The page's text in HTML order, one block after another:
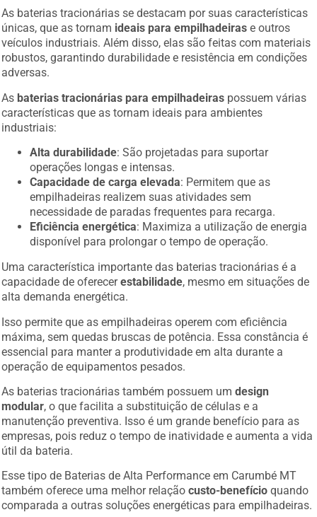
As baterias tracionárias se destacam por suas características
únicas, que as tornam ideais para empilhadeiras e outros
veículos industriais. Além disso, elas são feitas com materiais
robustos, garantindo durabilidade e resistência em condições
adversas.
As baterias tracionárias para empilhadeiras
possuem várias
características que as tornam ideais para ambientes
industriais:
Alta durabilidade: São projetadas para suportar
operações longas e intensas.
Capacidade de carga elevada: Permitem que as
empilhadeiras realizem suas atividades sem
necessidade de paradas frequentes para recarga.
Eficiência energética: Maximiza a utilização de energia
disponível para prolongar o tempo de operação.
Uma característica importante das baterias tracionárias é a
capacidade de oferecer estabilidade , mesmo em situações de
alta demanda energética.
Isso permite que as empilhadeiras operem com eficiência
máxima, sem quedas bruscas de potência. Essa constância é
essencial para manter a produtividade em alta durante a
operação de equipamentos pesados.
As baterias tracionárias também possuem um design
modular , o que facilita a substituição de células e a
manutenção preventiva. Isso é um grande benefício para as
empresas, pois reduz o tempo de inatividade e aumenta a vida
útil da bateria.
Esse tipo de Baterias de Alta Performance em Carumbé MT
também oferece uma melhor relação custo-benefício quando
comparada a outras soluções energéticas para empilhadeiras.